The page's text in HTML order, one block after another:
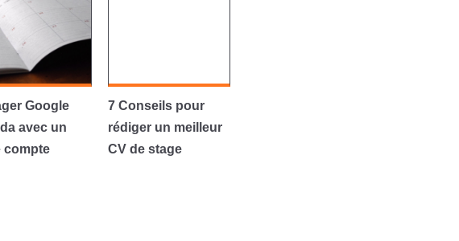
Google
avec un
compte
7 Conseils pour
rédiger un meilleur
CV de stage